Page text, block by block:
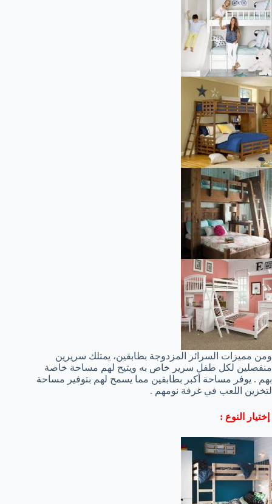
ومن مميزات السرائر المزدوجة بطابقين، يمتلك سريرين
منفصلين لكل طفل سرير خاص به ويتيح لهم مساحة خاصة
بهم . يوفر مساحة أكبر بطابقين مما يسمح لهم بتوفير مساحة
لتخزين اللعب في غرفة نومهم .
إختيار النوع :